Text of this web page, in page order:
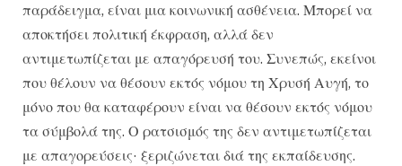
παράδειγμα, είναι μια κοινωνική ασθένεια. Μπορεί να
αποκτήσει πολιτική έκφραση, αλλά δεν
αντιμετωπίζεται με απαγόρευσή του. Συνεπώς, εκείνοι
που θέλουν να θέσουν εκτός νόμου τη Χρυσή Αυγή, το
μόνο που θα καταφέρουν είναι να θέσουν εκτός νόμου
τα σύμβολά της. Ο ρατσισμός της δεν αντιμετωπίζεται
με απαγορεύσεις· ξεριζώνεται διά της εκπαίδευσης.